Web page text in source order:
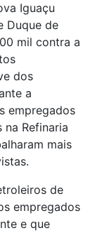
Iguaçu
Duque de
mil contra a
dos
a
empregados
Refinaria
mais
de
empregados
e que